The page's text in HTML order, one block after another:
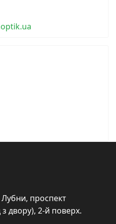
Лубни, проспект
двору), 2-й поверх.